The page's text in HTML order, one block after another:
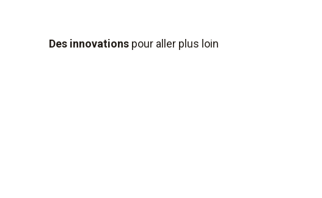
Des innovations pour aller plus loin